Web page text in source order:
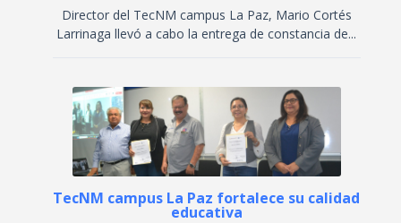
Director del TecNM campus La Paz, Mario Cortés
Larrinaga llevó a cabo la entrega de constancia de...
TecNM campus La Paz fortalece su calidad
educativa